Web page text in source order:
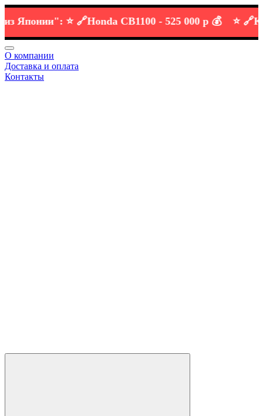
⭐️ 🔗 Honda CB1100 -525 000 р 💰 ⭐️ 🔗 KTM
О компании
Доставка и оплата
Контакты